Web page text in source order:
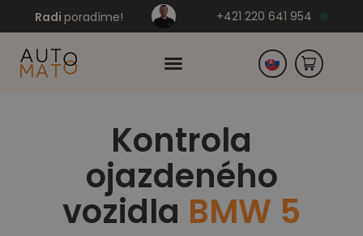
Radi poradíme! +421 220 641 954
Kontrola
ojazdeného
vozidla BMW 5